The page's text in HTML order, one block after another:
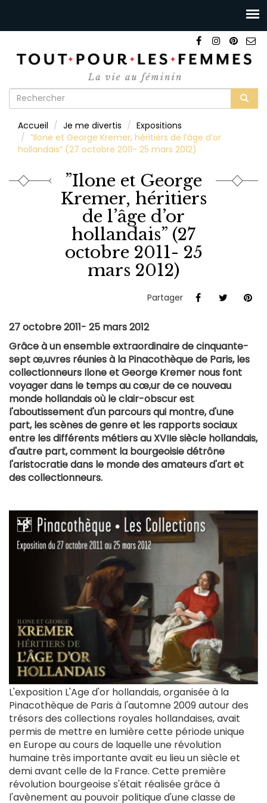
Formulaire
recherche
Accueil Je me divertis
Expositions
”Ilone et George Kremer, héritiers de l’âge d’or
hollandais” (27 octobre 2011- 25 mars 2012)
”Ilone et George
Kremer, héritiers
de l’âge d’or
hollandais” (27
octobre 2011- 25
mars 2012)
Partager
27 octobre 2011- 25 mars 2012
Grâce à un ensemble extraordinaire de cinquante-
sept œ,uvres réunies à la Pinacothèque de Paris, les
collectionneurs Ilone et George Kremer nous font
voyager dans le temps au cœ,ur de ce nouveau
monde hollandais où le clair-obscur est
l'aboutissement d'un parcours qui montre, d'une
part, les scènes de genre et les rapports sociaux
entre les différents métiers au XVIIe siècle hollandais,
d'autre part, comment la bourgeoisie détrône
l'aristocratie dans le monde des amateurs d'art et
des collectionneurs.
L'exposition L'Age d'or hollandais, organisée à la
Pinacothèque de Paris à l'automne 2009 autour des
trésors des collections royales hollandaises, avait
permis de mettre en lumière cette période unique
en Europe au cours de laquelle une révolution
humaine très importante avait eu lieu un siècle et
demi avant celle de la France. Cette première
révolution bourgeoise s'était réalisée grâce à
l'avènement au pouvoir politique d'une classe de